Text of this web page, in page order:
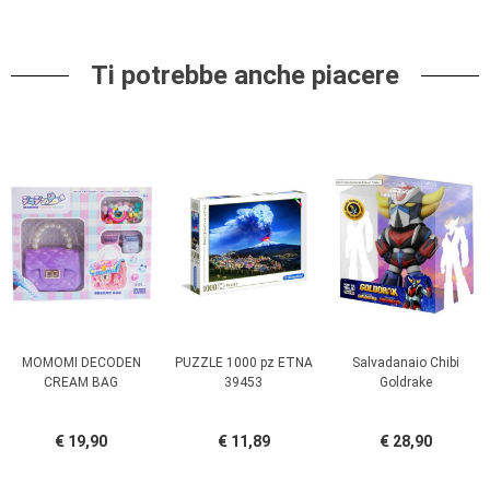
Ti potrebbe anche piacere
MOMOMI DECODEN
CREAM BAG
€ 19,90
PUZZLE 1000 pz ETNA
39453
€ 11,89
Salvadanaio Chibi
Goldrake
€ 28,90